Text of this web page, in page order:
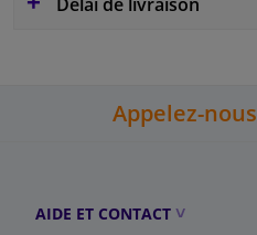
Appelez-nous
AIDE ET CONTACT